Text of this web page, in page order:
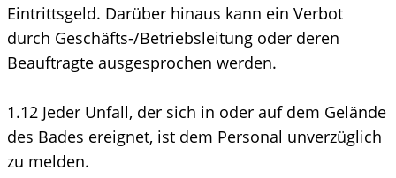
Eintrittsgeld. Darüber hinaus kann ein Verbot
durch Geschäfts-/Betriebsleitung oder deren
Beauftragte ausgesprochen werden.
1.12 Jeder Unfall, der sich in oder auf dem Gelände
des Bades ereignet, ist dem Personal unverzüglich
zu melden.